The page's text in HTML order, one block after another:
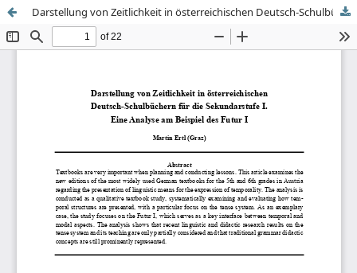
Darstellung von Zeitlichkeit in österreichischen Deutsch-Schulbüchern für die Sekundarstufe I.